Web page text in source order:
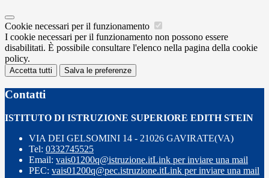
Cookie necessari per il funzionamento
I cookie necessari per il funzionamento non possono essere
disabilitati. È possibile consultare l'elenco nella pagina della cookie
policy.
Accetta tutti Salva le preferenze
Contatti
ISTITUTO DI ISTRUZIONE SUPERIORE EDITH STEIN
VIA DEI GELSOMINI 14 - 21026 GAVIRATE(VA)
Tel: 0332745525
Email: vais01200q@istruzione.itLink per inviare una mail
PEC: vais01200q@pec.istruzione.itLink per inviare una mail